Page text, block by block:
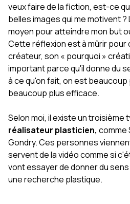
veux faire de la fiction, est-ce
belles images qui me motivent
moyen pour atteindre mon but
Cette réflexion est à mûrir pour
créateur, son « pourquoi »
important parce qu'il donne du
à ce qu'on fait, on est
beaucoup plus efficace.
Selon moi, il existe un troisième
réalisateur plasticien, comme
Gondry. Ces personnes
servent de la vidéo comme si
vont essayer de donner du
une recherche plastique.